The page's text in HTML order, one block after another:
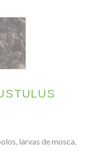
larvas de mosca,